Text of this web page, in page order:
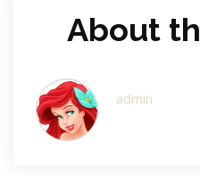
About
admin